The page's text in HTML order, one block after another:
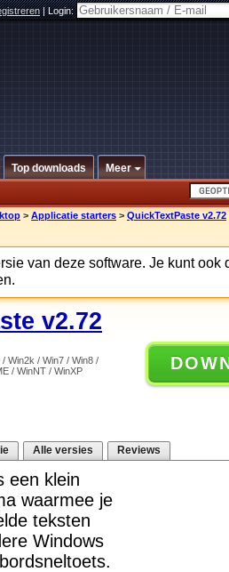
|Login:
Top downloads Meer
> Applicatie starters > QuickTextPaste v2.72
van deze software. Je kunt ook
v2.72
Win2k / Win7 / Win8 /
/ WinNT / WinXP
Alle versies Reviews
een klein
waarmee je
teksten
Windows